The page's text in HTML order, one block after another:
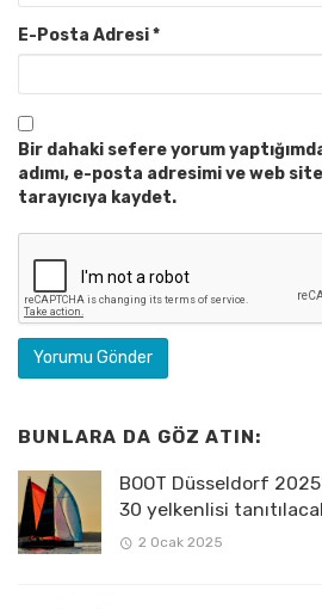
E-Posta Adresi*
Bir dahaki sefere yorum
adımı, e-posta adresimi ve web
tarayıcıya kaydet.
BUNLARA DA GÖZ ATIN:
BOOT Düsseldorf
30 yelkenlisi
2 Ocak 2025